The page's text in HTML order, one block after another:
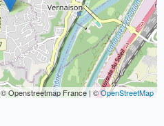
© Openstreetmap France | ©OpenStreetMap